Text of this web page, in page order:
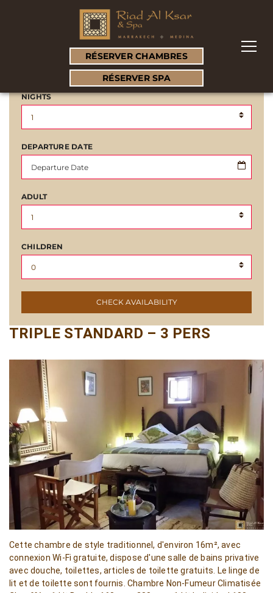
RÉSERVER CHAMBRES
RÉSERVER SPA
YOUR RESERVATION
ARRIVAL DATE
NIGHTS
DEPARTURE DATE
ADULT
CHILDREN
CHECK AVAILABILITY
TRIPLE STANDARD – 3 PERS
Cette chambre de style traditionnel, d'environ 16m², avec
connexion Wi-Fi gratuite, dispose d'une salle de bains privative
avec douche, toilettes, articles de toilette gratuits. Le linge de
lit et de toilette sont fournis. Chambre Non-Fumeur Climatisée